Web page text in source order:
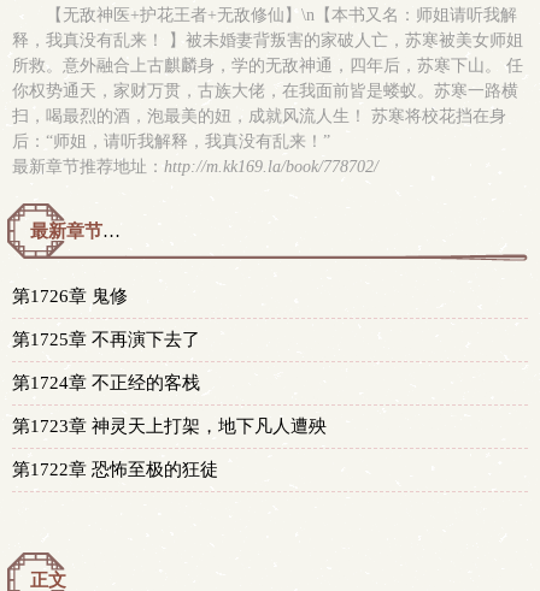
【无敌神医+护花王者+无敌修仙】\n【本书又名：师姐请听我解
释，我真没有乱来！ 】被未婚妻背叛害的家破人亡，苏寒被美女师姐
所救。意外融合上古麒麟身，学的无敌神通，四年后，苏寒下山。 任
你权势通天，家财万贯，古族大佬，在我面前皆是蝼蚁。苏寒一路横
扫，喝最烈的酒，泡最美的妞，成就风流人生！ 苏寒将校花挡在身
后：“师姐，请听我解释，我真没有乱来！”
最新章节推荐地址： http://m.kk169.la/book/778702/
最新章节预览 更新时间：2026-08-08T22:49:34
第1726章 鬼修
第1725章 不再演下去了
第1724章 不正经的客栈
第1723章 神灵天上打架，地下凡人遭殃
第1722章 恐怖至极的狂徒
正文